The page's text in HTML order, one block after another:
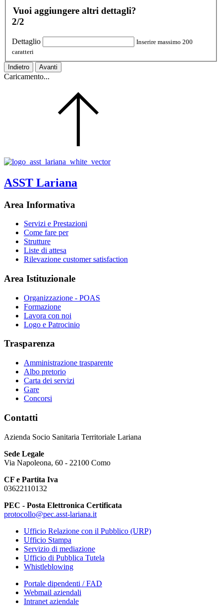
Vuoi aggiungere altri dettagli?
2/2
Dettaglio
Inserire massimo 200
caratteri
Indietro Avanti
Caricamento...
ASST Lariana
Area Informativa
Servizi e Prestazioni
Come fare per
Strutture
Liste di attesa
Rilevazione customer satisfaction
Area Istituzionale
Organizzazione - POAS
Formazione
Lavora con noi
Logo e Patrocinio
Trasparenza
Amministrazione trasparente
Albo pretorio
Carta dei servizi
Gare
Concorsi
Contatti
Azienda Socio Sanitaria Territoriale Lariana
Sede Legale
Via Napoleona, 60 - 22100 Como
CF e Partita Iva
03622110132
PEC - Posta Elettronica Certificata
protocollo@pec.asst-lariana.it
Ufficio Relazione con il Pubblico (URP)
Ufficio Stampa
Servizio di mediazione
Ufficio di Pubblica Tutela
Whistleblowing
Portale dipendenti / FAD
Webmail aziendali
Intranet aziendale